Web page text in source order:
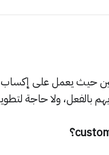
حيث يعمل على إكساب
بالفعل، ولا حاجة